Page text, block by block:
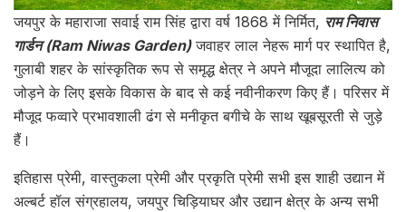
जयपुर के महाराजा सवाई राम सिंह द्वारा वर्ष 1868 में निर्मित, राम निवास
गार्डन (Ram Niwas Garden)जवाहर लाल नेहरू मार्ग पर स्थापित है,
गुलाबी शहर के सांस्कृतिक रूप से समृद्ध क्षेत्र ने अपने मौजूदा लालित्य को
जोड़ने के लिए इसके विकास के बाद से कई नवीनीकरण किए हैं। परिसर में
मौजूद फव्वारे प्रभावशाली ढंग से मनीकृत बगीचे के साथ खूबसूरती से जुड़े
हैं।
इतिहास प्रेमी, वास्तुकला प्रेमी और प्रकृति प्रेमी सभी इस शाही उद्यान में
अल्बर्ट हॉल संग्रहालय, जयपुर चिड़ियाघर और उद्यान क्षेत्र के अन्य सभी